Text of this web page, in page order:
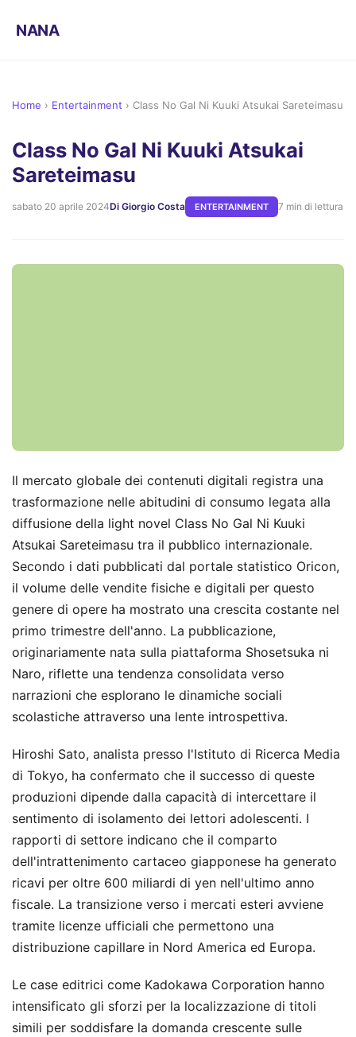
NANA
Home › Entertainment › Class No Gal Ni Kuuki Atsukai Sareteimasu
Class No Gal Ni Kuuki Atsukai
Sareteimasu
sabato 20 aprile 2024Di Giorgio Costa ENTERTAINMENT 7 min di lettura
Il mercato globale dei contenuti digitali registra una
trasformazione nelle abitudini di consumo legata alla
diffusione della light novel Class No Gal Ni Kuuki
Atsukai Sareteimasu tra il pubblico internazionale.
Secondo i dati pubblicati dal portale statistico Oricon,
il volume delle vendite fisiche e digitali per questo
genere di opere ha mostrato una crescita costante nel
primo trimestre dell'anno. La pubblicazione,
originariamente nata sulla piattaforma Shosetsuka ni
Naro, riflette una tendenza consolidata verso
narrazioni che esplorano le dinamiche sociali
scolastiche attraverso una lente introspettiva.
Hiroshi Sato, analista presso l'Istituto di Ricerca Media
di Tokyo, ha confermato che il successo di queste
produzioni dipende dalla capacità di intercettare il
sentimento di isolamento dei lettori adolescenti. I
rapporti di settore indicano che il comparto
dell'intrattenimento cartaceo giapponese ha generato
ricavi per oltre 600 miliardi di yen nell'ultimo anno
fiscale. La transizione verso i mercati esteri avviene
tramite licenze ufficiali che permettono una
distribuzione capillare in Nord America ed Europa.
Le case editrici come Kadokawa Corporation hanno
intensificato gli sforzi per la localizzazione di titoli
simili per soddisfare la domanda crescente sulle